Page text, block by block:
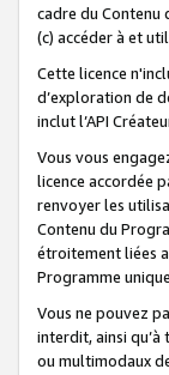
cadre du
(c) accéder à et
Cette licence
d’exploration de
inclut l’API
Vous vous
licence accordée
renvoyer les
Contenu du
étroitement liées
Programme
Vous ne pouvez
interdit, ainsi
ou multimodaux